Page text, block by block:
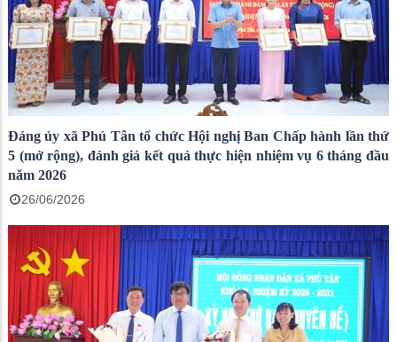
Đảng ủy xã Phú Tân tổ chức Hội nghị Ban Chấp hành lần thứ
5 (mở rộng), đánh giá kết quả thực hiện nhiệm vụ 6 tháng đầu
năm 2026
26/06/2026